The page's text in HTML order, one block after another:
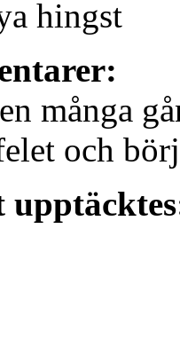
hingst
många
och